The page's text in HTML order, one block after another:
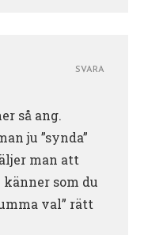
så ang.
ju ”synda”
man att
känner som du
val” rätt
SVARA